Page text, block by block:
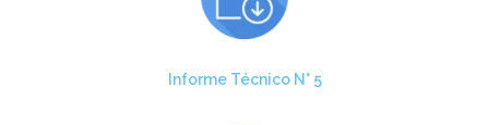
Informe Técnico N° 5